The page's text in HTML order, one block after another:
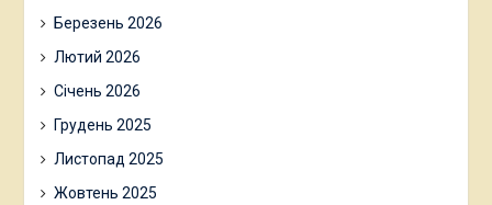
Березень 2026
Лютий 2026
Січень 2026
Грудень 2025
Листопад 2025
Жовтень 2025